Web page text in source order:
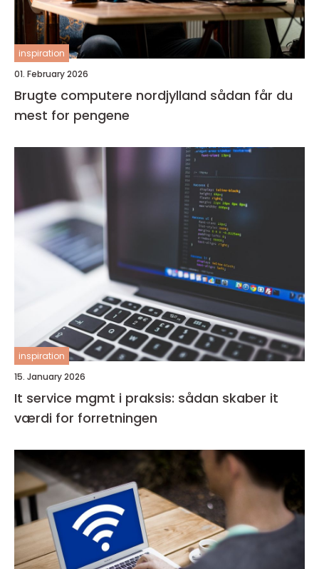
inspiration
01. February 2026
Brugte computere nordjylland sådan får du
mest for pengene
inspiration
15. January 2026
It service mgmt i praksis: sådan skaber it
værdi for forretningen